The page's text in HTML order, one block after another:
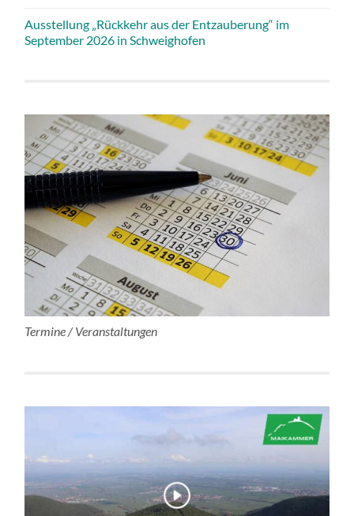
Ausstellung „Rückkehr aus der Entzauberung“ im
September 2026 in Schweighofen
Termine / Veranstaltungen